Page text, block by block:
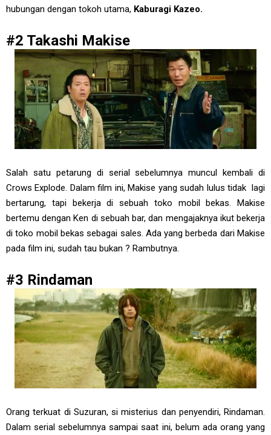
hubungan dengan tokoh utama, Kaburagi Kazeo.
#2 Takashi Makise
Salah satu petarung di serial sebelumnya muncul kembali di
Crows Explode. Dalam film ini, Makise yang sudah lulus tidak lagi
bertarung, tapi bekerja di sebuah toko mobil bekas. Makise
bertemu dengan Ken di sebuah bar, dan mengajaknya ikut bekerja
di toko mobil bekas sebagai sales. Ada yang berbeda dari Makise
pada film ini, sudah tau bukan ? Rambutnya.
#3 Rindaman
Orang terkuat di Suzuran, si misterius dan penyendiri, Rindaman.
Dalam serial sebelumnya sampai saat ini, belum ada orang yang